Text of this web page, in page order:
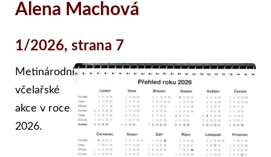
Alena Machová
1/2026, strana 7
Metinárodní
včelařské
akce v roce
2026.